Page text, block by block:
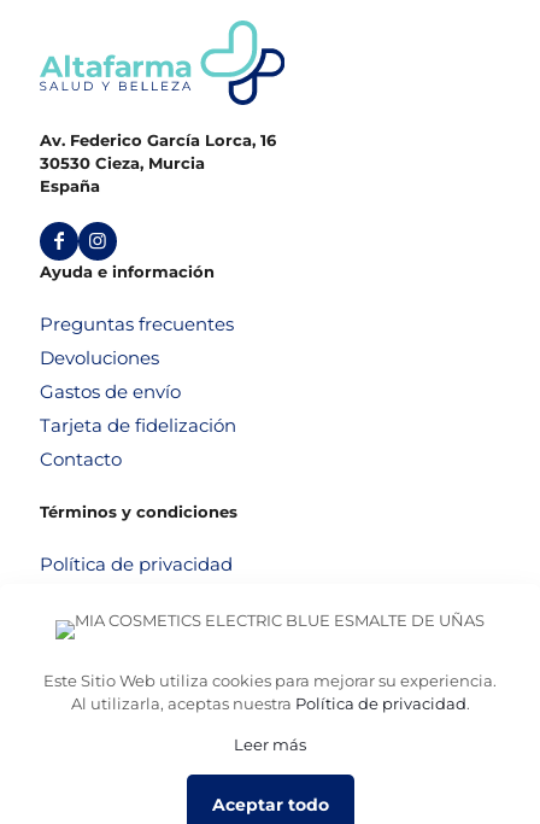
Av. Federico García Lorca, 16
30530 Cieza, Murcia
España
Ayuda e información
Preguntas frecuentes
Devoluciones
Gastos de envío
Tarjeta de fidelización
Contacto
Términos y condiciones
Política de privacidad
Aviso legal
Este Sitio Web utiliza cookies para mejorar su experiencia.
Al utilizarla, aceptas nuestra Política de privacidad.
Leer más
Aceptar todo